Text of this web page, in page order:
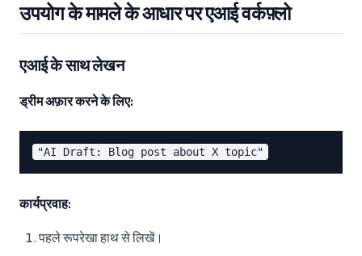
उपयोग के मामले के आधार पर एआई वर्कफ़्लो
एआई के साथ लेखन
ड्रीम अफ़ार करने के लिए:
कार्यप्रवाह:
पहले रूपरेखा हाथ से लिखें।